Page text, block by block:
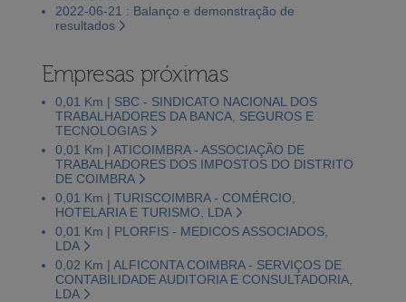
2022-06-21 : Balanço e demonstração de
resultados
Empresas próximas
0,01 Km | SBC - SINDICATO NACIONAL DOS
TRABALHADORES DA BANCA, SEGUROS E
TECNOLOGIAS
0,01 Km | ATICOIMBRA - ASSOCIAÇÃO DE
TRABALHADORES DOS IMPOSTOS DO DISTRITO
DE COIMBRA
0,01 Km | TURISCOIMBRA - COMÉRCIO,
HOTELARIA E TURISMO, LDA
0,01 Km | PLORFIS - MEDICOS ASSOCIADOS,
LDA
0,02 Km | ALFICONTA COIMBRA - SERVIÇOS DE
CONTABILIDADE AUDITORIA E CONSULTADORIA,
LDA